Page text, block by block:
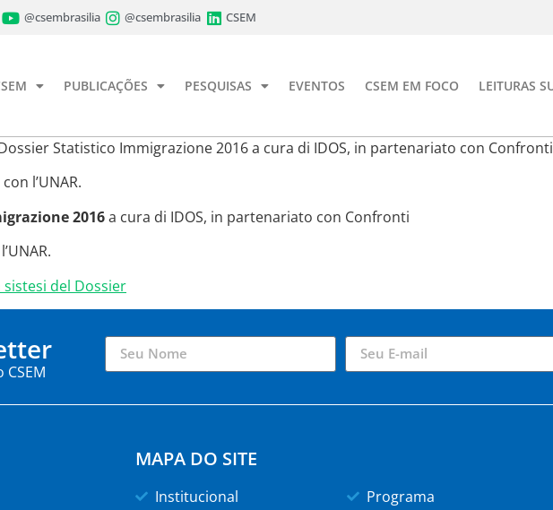
@csembrasilia @csembrasilia CSEM
PUBLICAÇÕES PESQUISAS EVENTOS CSEM EM FOCO LEITURAS
Statistico Immigrazione 2016 a cura di IDOS, in partenariato con Confronti
l’UNAR.
2016a cura di IDOS, in partenariato con Confronti
sistesi del Dossier
MAPA DO SITE
Institucional
Programa